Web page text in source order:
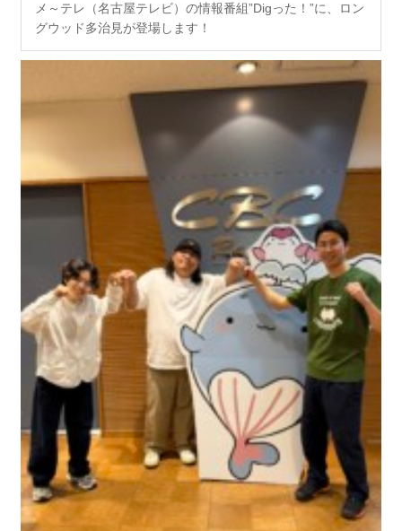
メ～テレ（名古屋テレビ）の情報番組”Digった！”に、ロン
グウッド多治見が登場します！